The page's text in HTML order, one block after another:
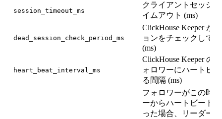
session_timeout_ms
クライアントセッシ
イムアウト (ms)
dead_session_check_period_ms
ClickHouse Keeper が
ョンをチェックして
(ms)
heart_beat_interval_ms
ClickHouse Keeper の
ォロワーにハートビ
る間隔 (ms)
フォロワーがこの時
ーからハートビート
った場合、リーダー